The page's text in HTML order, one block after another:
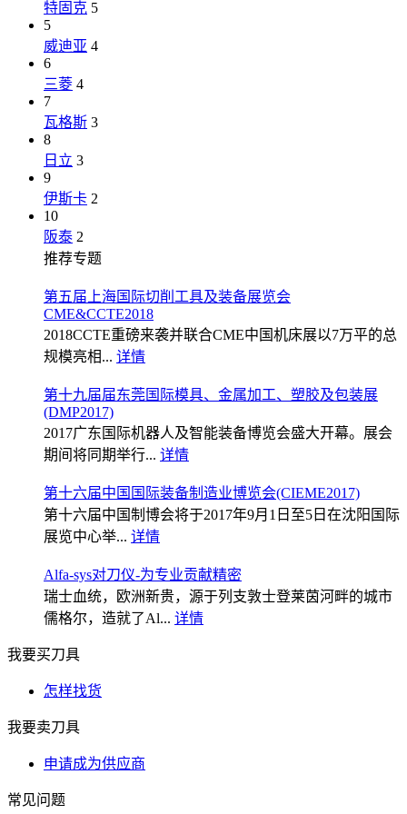
特固克 5
5
威迪亚 4
6
三菱 4
7
瓦格斯 3
8
日立 3
9
伊斯卡 2
10
阪泰 2
推荐专题
第五届上海国际切削工具及装备展览会
CME&CCTE2018
2018CCTE重磅来袭并联合CME中国机床展以7万平的总
规模亮相... 详情
第十九届届东莞国际模具、金属加工、塑胶及包装展
(DMP2017)
2017广东国际机器人及智能装备博览会盛大开幕。展会
期间将同期举行... 详情
第十六届中国国际装备制造业博览会(CIEME2017)
第十六届中国制博会将于2017年9月1日至5日在沈阳国际
展览中心举... 详情
Alfa-sys对刀仪-为专业贡献精密
瑞士血统，欧洲新贵，源于列支敦士登莱茵河畔的城市
儒格尔，造就了Al... 详情
我要买刀具
怎样找货
我要卖刀具
申请成为供应商
常见问题